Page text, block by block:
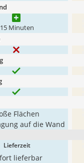
15 Minuten
Flächen
auf die Wand
Lieferzeit
lieferbar